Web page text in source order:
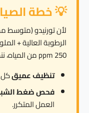
💡 خطة
لأن تورنيدو (متوسط
250 ppm من المياه، ننصح بـ:
تنظيف عميقكل 8-12 شهر للحفاظ على عمر العنصر.
فحص ضغط
العمل المتكرر.